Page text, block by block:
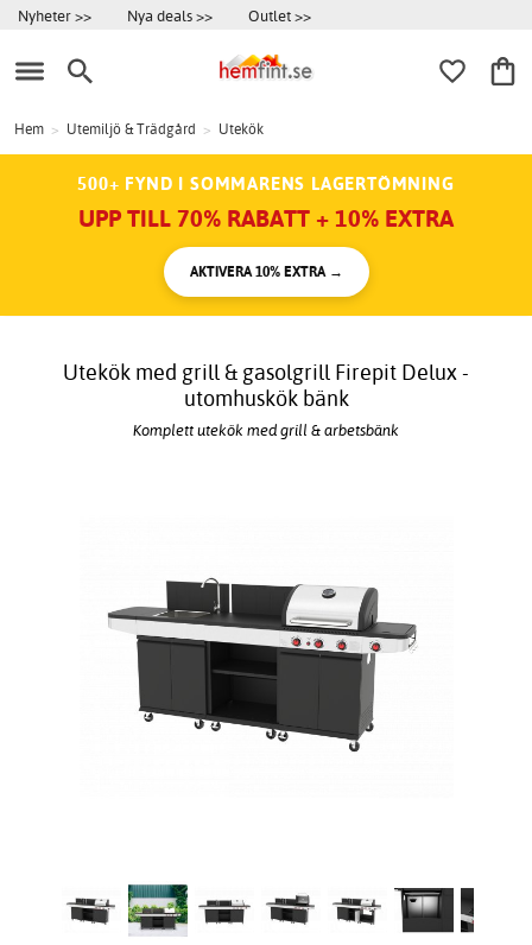
Nyheter >> Nya deals >> Outlet >>
Hem > Utemiljö & Trädgård > Utekök
500+ FYND I SOMMARENS LAGERTÖMNING
UPP TILL 70% RABATT + 10% EXTRA
AKTIVERA 10% EXTRA →
Utekök med grill & gasolgrill Firepit Delux -
utomhuskök bänk
Komplett utekök med grill & arbetsbänk